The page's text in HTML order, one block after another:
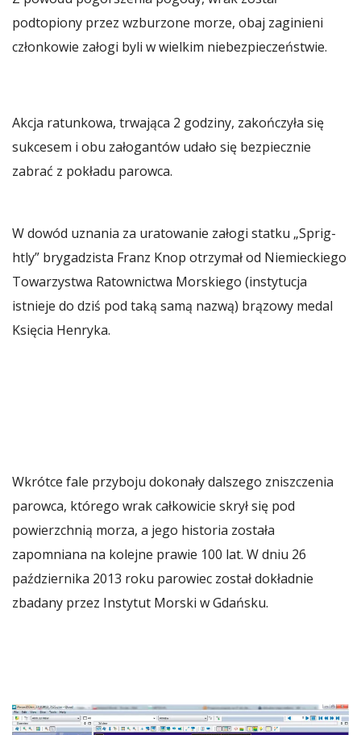
podtopiony przez wzburzone morze, obaj zaginieni
członkowie załogi byli w wielkim niebezpieczeństwie.
Akcja ratunkowa, trwająca 2 godziny, zakończyła się
sukcesem i obu załogantów udało się bezpiecznie
zabrać z pokładu parowca.
W dowód uznania za uratowanie załogi statku „Sprig-
htly” brygadzista Franz Knop otrzymał od Niemieckiego
Towarzystwa Ratownictwa Morskiego (instytucja
istnieje do dziś pod taką samą nazwą) brązowy medal
Księcia Henryka.
Wkrótce fale przyboju dokonały dalszego zniszczenia
parowca, którego wrak całkowicie skrył się pod
powierzchnią morza, a jego historia została
zapomniana na kolejne prawie 100 lat. W dniu 26
października 2013 roku parowiec został dokładnie
zbadany przez Instytut Morski w Gdańsku.